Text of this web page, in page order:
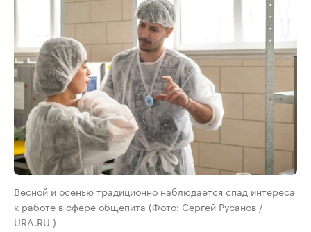
Весной и осенью традиционно наблюдается спад интереса
к работе в сфере общепита (Фото: Сергей Русанов /
URA.RU )